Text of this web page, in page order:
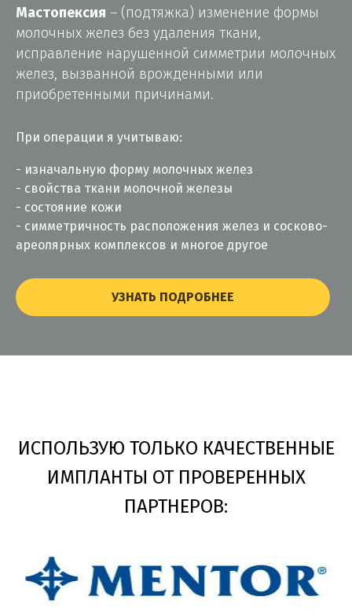
Мастопексия – (подтяжка) изменение формы
молочных желез без удаления ткани,
исправление нарушенной симметрии молочных
желез, вызванной врожденными или
приобретенными причинами.
При операции я учитываю:
изначальную форму молочных желез
свойства ткани молочной железы
состояние кожи
симметричность расположения желез и сосково-
ареолярных комплексов и многое другое
УЗНАТЬ ПОДРОБНЕЕ
ИСПОЛЬЗУЮ ТОЛЬКО КАЧЕСТВЕННЫЕ
ИМПЛАНТЫ ОТ ПРОВЕРЕННЫХ
ПАРТНЕРОВ: